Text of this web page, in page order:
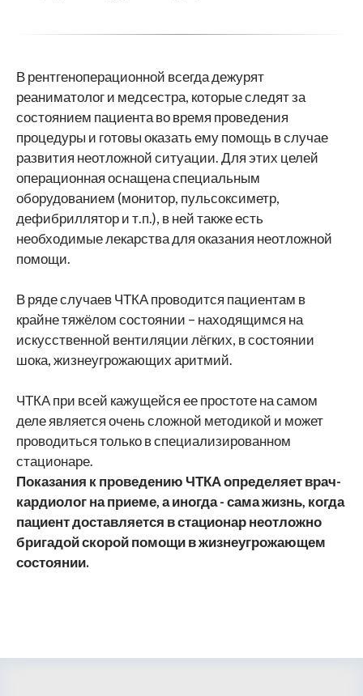
В рентгеноперационной всегда дежурят
реаниматолог и медсестра, которые следят за
состоянием пациента во время проведения
процедуры и готовы оказать ему помощь в случае
развития неотложной ситуации. Для этих целей
операционная оснащена специальным
оборудованием (монитор, пульсоксиметр,
дефибриллятор и т.п.), в ней также есть
необходимые лекарства для оказания неотложной
помощи.
В ряде случаев ЧТКА проводится пациентам в
крайне тяжёлом состоянии – находящимся на
искусственной вентиляции лёгких, в состоянии
шока, жизнеугрожающих аритмий.
ЧТКА при всей кажущейся ее простоте на самом
деле является очень сложной методикой и может
проводиться только в специализированном
стационаре.
Показания к проведению ЧТКА определяет врач-
кардиолог на приеме, а иногда - сама жизнь, когда
пациент доставляется в стационар неотложно
бригадой скорой помощи в жизнеугрожающем
состоянии.